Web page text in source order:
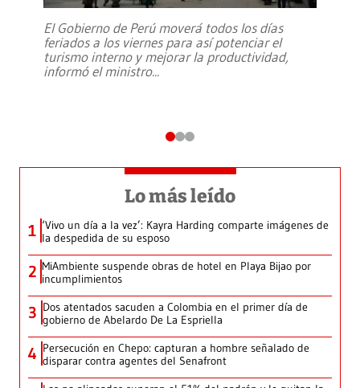
El Gobierno de Perú moverá todos los días
feriados a los viernes para así potenciar el
turismo interno y mejorar la productividad,
informó el ministro...
Lo más leído
1 ‘Vivo un día a la vez’: Kayra Harding comparte imágenes de
la despedida de su esposo
2 MiAmbiente suspende obras de hotel en Playa Bijao por
incumplimientos
3 Dos atentados sacuden a Colombia en el primer día de
gobierno de Abelardo De La Espriella
4 Persecución en Chepo: capturan a hombre señalado de
disparar contra agentes del Senafront